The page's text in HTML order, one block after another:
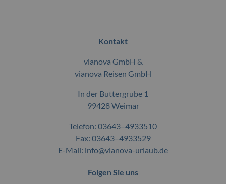
Kontakt
vianova GmbH &
vianova Reisen GmbH
In der Buttergrube 1
99428 Weimar
Telefon: 03643–4933510
Fax: 03643–4933529
E-Mail: info@vianova-urlaub.de
Folgen Sie uns